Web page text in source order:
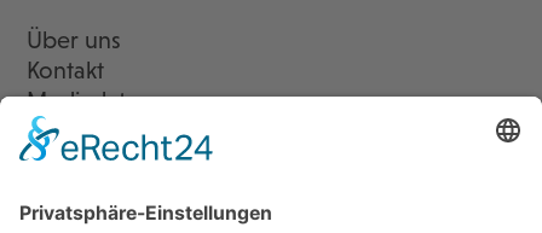
Über uns
Kontakt
Mediadaten
Newsletter
LogIn
Legal